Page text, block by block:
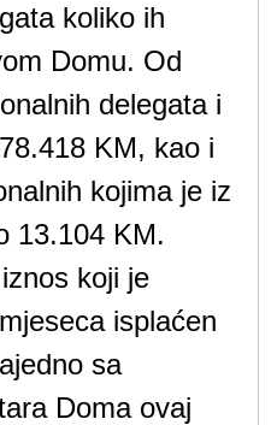
koliko ih
Domu. Od
delegata i
KM, kao i
kojima je iz
13.104 KM.
koji je
isplaćen
sa
Doma ovaj